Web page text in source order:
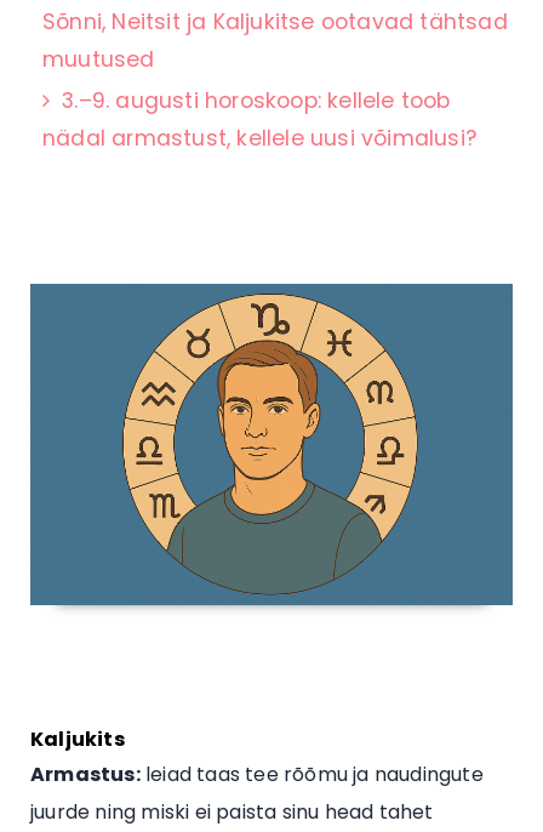
Sõnni, Neitsit ja Kaljukitse ootavad tähtsad
muutused
3.–9. augusti horoskoop: kellele toob
nädal armastust, kellele uusi võimalusi?
Kaljukits
Armastus:leiad taas tee rõõmu ja naudingute
juurde ning miski ei paista sinu head tahet